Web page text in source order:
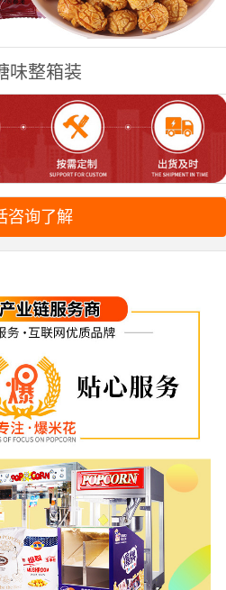
味整箱装
咨询了解